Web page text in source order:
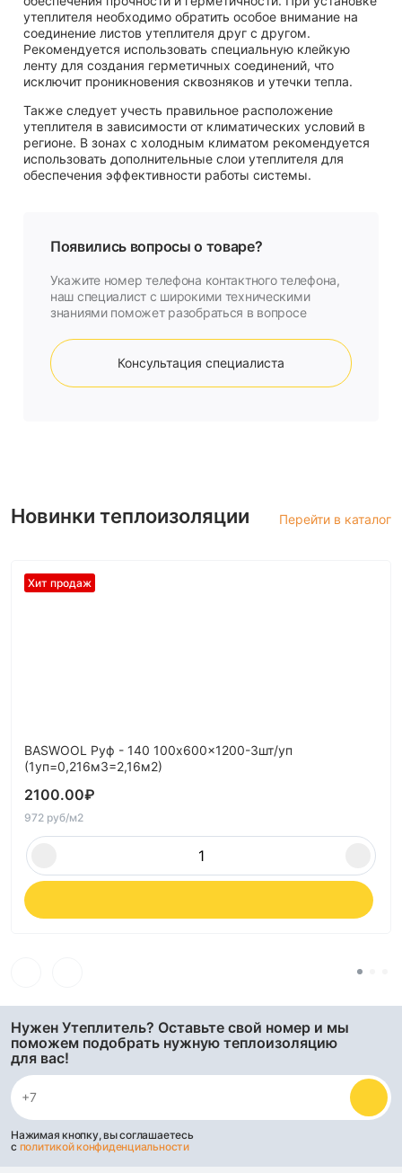
утеплителя необходимо обратить особое внимание на
соединение листов утеплителя друг с другом.
Рекомендуется использовать специальную клейкую
ленту для создания герметичных соединений, что
исключит проникновения сквозняков и утечки тепла.
Также следует учесть правильное расположение
утеплителя в зависимости от климатических условий в
регионе. В зонах с холодным климатом рекомендуется
использовать дополнительные слои утеплителя для
обеспечения эффективности работы системы.
Появились вопросы о товаре?
Укажите номер телефона контактного телефона,
наш специалист с широкими техническими
знаниями поможет разобраться в вопросе
Консультация специалиста
Новинки теплоизоляции Перейти в каталог
Хит продаж
BASWOOL Руф - 140 100x600x1200-3шт/уп
(1уп=0,216м3=2,16м2)
2100.00₽
972 руб/м2
Нужен Утеплитель? Оставьте свой номер и мы
поможем подобрать нужную теплоизоляцию
для вас!
Нажимая кнопку, вы соглашаетесь
с политикой конфиденциальности